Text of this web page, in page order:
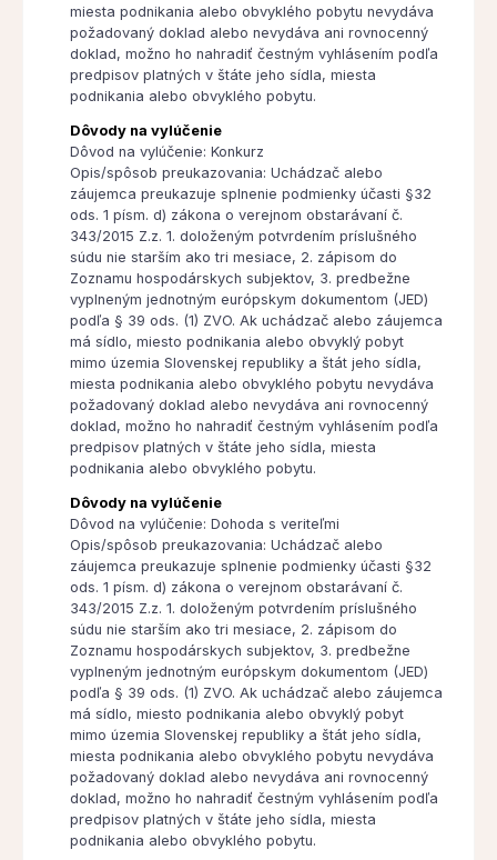
miesta podnikania alebo obvyklého pobytu nevydáva
požadovaný doklad alebo nevydáva ani rovnocenný
doklad, možno ho nahradiť čestným vyhlásením podľa
predpisov platných v štáte jeho sídla, miesta
podnikania alebo obvyklého pobytu.
Dôvody na vylúčenie
Dôvod na vylúčenie: Konkurz
Opis/spôsob preukazovania: Uchádzač alebo
záujemca preukazuje splnenie podmienky účasti §32
ods. 1 písm. d) zákona o verejnom obstarávaní č.
343/2015 Z.z. 1. doloženým potvrdením príslušného
súdu nie starším ako tri mesiace, 2. zápisom do
Zoznamu hospodárskych subjektov, 3. predbežne
vyplneným jednotným európskym dokumentom (JED)
podľa § 39 ods. (1) ZVO. Ak uchádzač alebo záujemca
má sídlo, miesto podnikania alebo obvyklý pobyt
mimo územia Slovenskej republiky a štát jeho sídla,
miesta podnikania alebo obvyklého pobytu nevydáva
požadovaný doklad alebo nevydáva ani rovnocenný
doklad, možno ho nahradiť čestným vyhlásením podľa
predpisov platných v štáte jeho sídla, miesta
podnikania alebo obvyklého pobytu.
Dôvody na vylúčenie
Dôvod na vylúčenie: Dohoda s veriteľmi
Opis/spôsob preukazovania: Uchádzač alebo
záujemca preukazuje splnenie podmienky účasti §32
ods. 1 písm. d) zákona o verejnom obstarávaní č.
343/2015 Z.z. 1. doloženým potvrdením príslušného
súdu nie starším ako tri mesiace, 2. zápisom do
Zoznamu hospodárskych subjektov, 3. predbežne
vyplneným jednotným európskym dokumentom (JED)
podľa § 39 ods. (1) ZVO. Ak uchádzač alebo záujemca
má sídlo, miesto podnikania alebo obvyklý pobyt
mimo územia Slovenskej republiky a štát jeho sídla,
miesta podnikania alebo obvyklého pobytu nevydáva
požadovaný doklad alebo nevydáva ani rovnocenný
doklad, možno ho nahradiť čestným vyhlásením podľa
predpisov platných v štáte jeho sídla, miesta
podnikania alebo obvyklého pobytu.